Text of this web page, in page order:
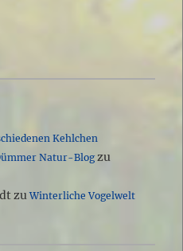
Kehlchen
Natur-Blogzu
zuWinterliche Vogelwelt